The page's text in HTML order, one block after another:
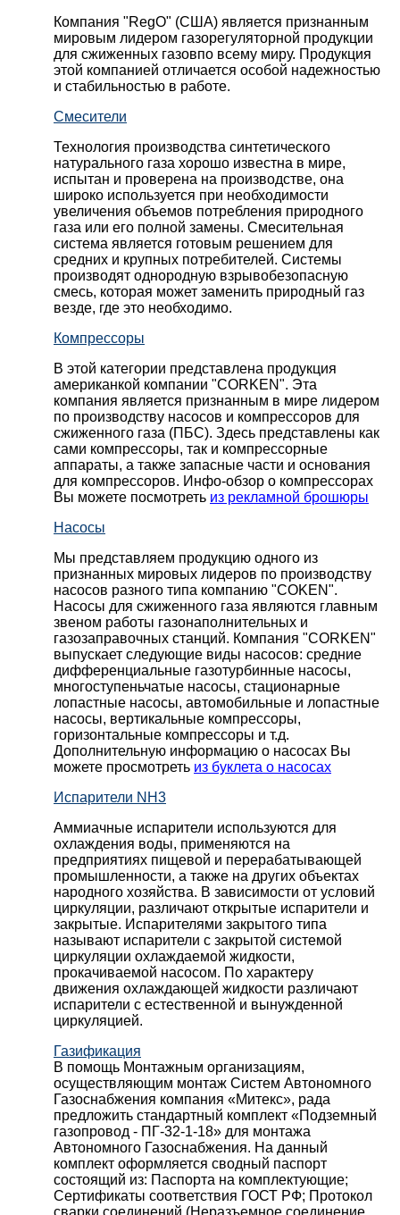
Компания "RegO" (США) является признанным
мировым лидером газорегуляторной продукции
для сжиженных газовпо всему миру. Продукция
этой компанией отличается особой надежностью
и стабильностью в работе.
Смесители
Технология производства синтетического
натурального газа хорошо известна в мире,
испытан и проверена на производстве, она
широко используется при необходимости
увеличения объемов потребления природного
газа или его полной замены. Смесительная
система является готовым решением для
средних и крупных потребителей. Системы
производят однородную взрывобезопасную
смесь, которая может заменить природный газ
везде, где это необходимо.
Компрессоры
В этой категории представлена продукция
американкой компании "CORKEN". Эта
компания является признанным в мире лидером
по производству насосов и компрессоров для
сжиженного газа (ПБС). Здесь представлены как
сами компрессоры, так и компрессорные
аппараты, а также запасные части и основания
для компрессоров. Инфо-обзор о компрессорах
Вы можете посмотреть из рекламной брошюры
Насосы
Мы представляем продукцию одного из
признанных мировых лидеров по производству
насосов разного типа компанию "COKEN".
Насосы для сжиженного газа являются главным
звеном работы газонаполнительных и
газозаправочных станций. Компания "CORKEN"
выпускает следующие виды насосов: cредние
дифференциальные газотурбинные насосы,
многоступеньчатые насосы, стационарные
лопастные насосы, автомобильные и лопaстные
насосы, вертикальные компрессоры,
горизонтальные компрессоры и т.д.
Дополнительную информацию о насосах Вы
можете просмотреть из буклета о насосах
Испарители NH3
Аммиачные испарители используются для
охлаждения воды, применяются на
предприятиях пищевой и перерабатывающей
промышленности, а также на других объектах
народного хозяйства. В зависимости от условий
циркуляции, различают открытые испарители и
закрытые. Испарителями закрытого типа
называют испарители с закрытой системой
циркуляции охлаждаемой жидкости,
прокачиваемой насосом. По характеру
движения охлаждающей жидкости различают
испарители с естественной и вынужденной
циркуляцией.
Газификация
В помощь Монтажным организациям,
осуществляющим монтаж Систем Автономного
Газоснабжения компания «Митекс», рада
предложить стандартный комплект «Подземный
газопровод - ПГ-32-1-18» для монтажа
Автономного Газоснабжения. На данный
комплект оформляется сводный паспорт
состоящий из: Паспорта на комплектующие;
Сертификаты соответствия ГОСТ РФ; Протокол
сварки соединений (Неразъемное соединение